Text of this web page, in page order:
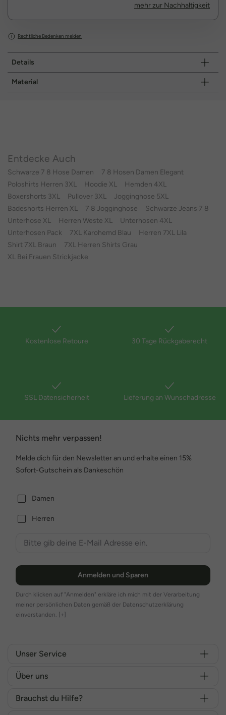
mehr zur Nachhaltigkeit
Rechtliche Bedenken melden
Details
Material
Entdecke Auch
Schwarze 7 8 Hose Damen
7 8 Hosen Damen Elegant
Poloshirts Herren 3XL
Hoodie XL
Hemden 4XL
Boxershorts 3XL
Pullover 3XL
Jogginghose 5XL
Badeshorts Herren XL
7 8 Jogginghose
Schwarze Jeans 7 8
Unterhose XL
Herren Weste XL
Unterhosen 4XL
Unterhosen Pack
7XL Karohemd Blau
Herren 7XL Lila
Shirt 7XL Braun
7XL Herren Shirts Grau
XL Bei Frauen Strickjacke
Kostenlose Retoure 30 Tage Rückgaberecht
SSL Datensicherheit Lieferung an Wunschadresse
Nichts mehr verpassen!
Melde dich für den Newsletter an und erhalte einen 15%
Sofort-Gutschein als Dankeschön
Damen
Herren
Anmelden und Sparen
Durch klicken auf "Anmelden" erkläre ich mich mit der Verarbeitung
meiner persönlichen Daten gemäß der Datenschutzerklärung
einverstanden. [+]
Unser Service
Über uns
Brauchst du Hilfe?